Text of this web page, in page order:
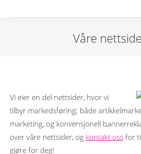
Våre
Vi eier en del nettsider, hvor vi
tilbyr markedsføring; både
marketing, og konvensjonell
over våre nettsider, og kontakt oss for
gjøre for deg!